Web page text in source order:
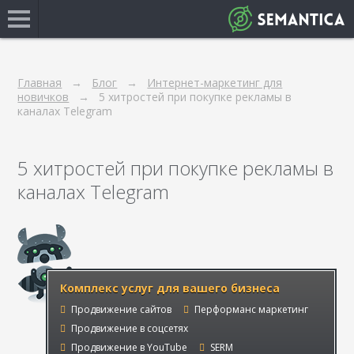
Главная Блог
Интернет-маркетинг для
новичков
5 хитростей при покупке рекламы в
каналах Telegram
5 хитростей при покупке рекламы в
каналах Telegram
Комплекс услуг для вашего бизнеса
Продвижение сайтов
Перформанс маркетинг
Продвижение в соцсетях
Продвижение в YouTube
SERM